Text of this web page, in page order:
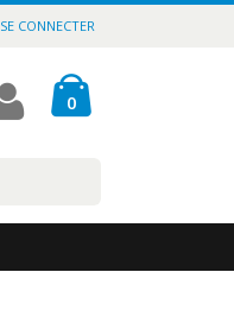
SE CONNECTER
0